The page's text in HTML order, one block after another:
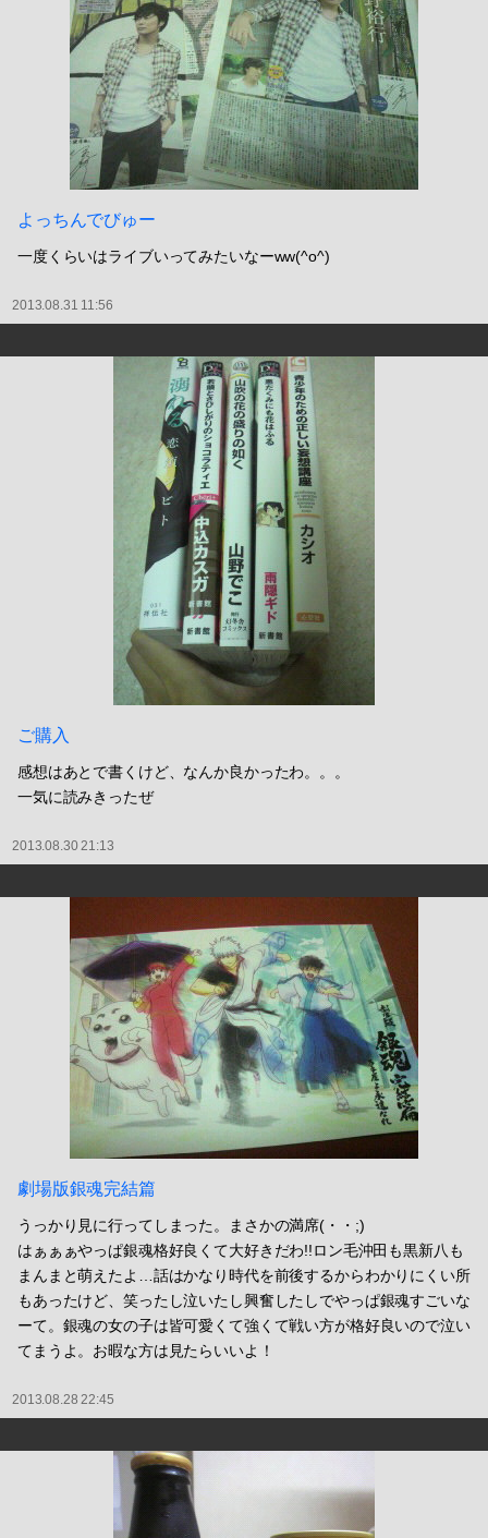
よっちんでびゅー
一度くらいはライブいってみたいなーww(^o^)
2013.08.31 11:56
ご購入
感想はあとで書くけど、なんか良かったわ。。。
一気に読みきったぜ
2013.08.30 21:13
劇場版銀魂完結篇
うっかり見に行ってしまった。まさかの満席(・・;)
はぁぁぁやっぱ銀魂格好良くて大好きだわ!!ロン毛沖田も黒新八も
まんまと萌えたよ…話はかなり時代を前後するからわかりにくい所
もあったけど、笑ったし泣いたし興奮したしでやっぱ銀魂すごいな
ーて。銀魂の女の子は皆可愛くて強くて戦い方が格好良いので泣い
てまうよ。お暇な方は見たらいいよ！
2013.08.28 22:45